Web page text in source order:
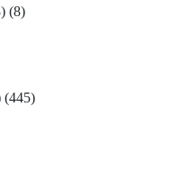
(8)
(445)